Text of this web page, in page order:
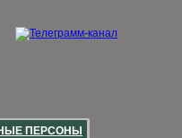
ПЕРСОНЫ